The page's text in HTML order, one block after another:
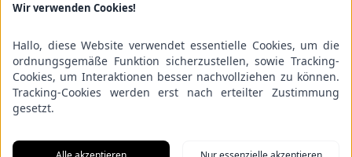
Kooperation & Zusammenarbeit
Kundenbereich
Presse
Über uns
Kooperation/Zusammenarbeit
Service/Partner
Wir verwenden Cookies!
Hallo, diese Website verwendet essentielle Cookies, um die
ordnungsgemäße Funktion sicherzustellen, sowie Tracking-
Cookies, um Interaktionen besser nachvollziehen zu können.
Tracking-Cookies werden erst nach erteilter Zustimmung
gesetzt.